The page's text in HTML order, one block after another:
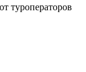
туроператоров